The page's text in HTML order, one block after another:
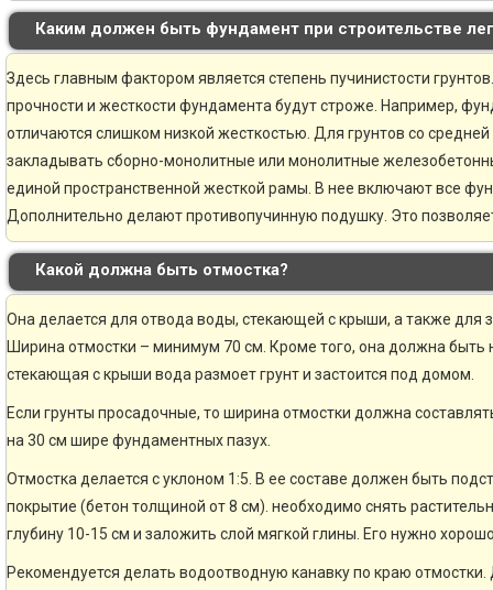
Каким должен быть фундамент при строительстве
Здесь главным фактором является степень пучинистости
прочности и жесткости фундамента будут строже. Например,
отличаются слишком низкой жесткостью. Для грунтов со
закладывать сборно-монолитные или монолитные
единой пространственной жесткой рамы. В нее включают все
Дополнительно делают противопучинную подушку. Это
Какой должна быть отмостка?
Она делается для отвода воды, стекающей с крыши, а также для
Ширина отмостки – минимум 70 см. Кроме того, она должна быть
стекающая с крыши вода размоет грунт и застоится под домом.
Если грунты просадочные, то ширина отмостки должна
на 30 см шире фундаментных пазух.
Отмостка делается с уклоном 1:5. В ее составе должен быть
покрытие (бетон толщиной от 8 см). необходимо снять
глубину 10-15 см и заложить слой мягкой глины. Его нужно
Рекомендуется делать водоотводную канавку по краю